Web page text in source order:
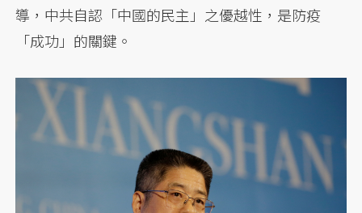
導，中共自認「中國的民主」之優越性，是防疫
「成功」的關鍵。